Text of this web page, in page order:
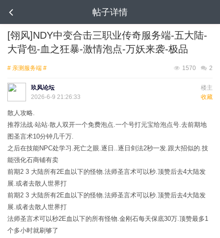
帖子详情
[翎风]NDY中变合击三职业传奇服务端-五大陆-
大背包-血之狂暴-激情泡点-万妖来袭-极品
# 亲测服务端 # 2
1570
楼主
玖风论坛
收藏
2026-6-9 21:26:33
散人攻略.
推荐法战·站站·散人双开一个免费泡点.一个号打元宝给泡点号.去前期地
图圣言术10分钟几千万.
之后在技能NPC处学习.死亡之眼.逐日..逐日剑法2秒一发.跟大招似的.技
能强化石商铺有卖
前期2 3 大陆所有2E血以下的怪物.法师圣言术可以秒.顶赞后去4大陆发
展.或者去散人世界打
前期2 3 大陆所有2E血以下的怪物.法师圣言术可以秒.顶赞后去4大陆发
展.或者去散人世界打
法师圣言术可以秒2E血以下的所有怪物.金刚石每天保底30万.顶赞最多1
个多小时就刷够了